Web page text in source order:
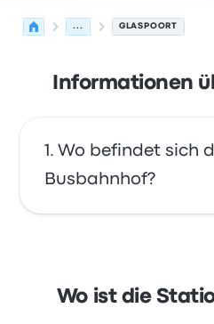
... GLASPOORT
Informationen
Wo befindet sich
Busbahnhof?
Sehen Sie sich den
Bushaltestelle in
Wo ist die